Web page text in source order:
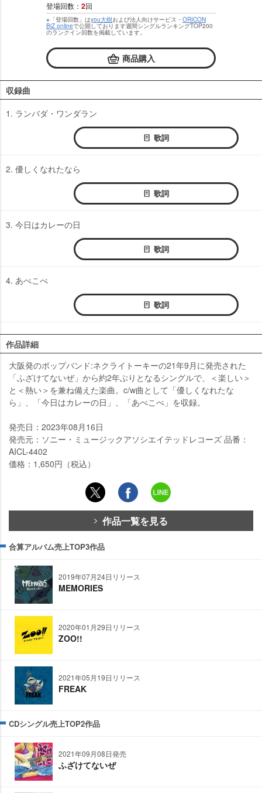
登場回数： 2回
※「登場回数」はyou大樹および法人向けサービス・ ORICON
BiZ onlineで公開しております週間シングルランキングTOP200
のランクイン回数を掲載しています。
商品購入
収録曲
1. ランバダ・ワンダラン
歌詞
2. 優しくなれたなら
歌詞
3. 今日はカレーの日
歌詞
4. あべこべ
歌詞
作品詳細
大阪発のポップバンド:ネクライトーキーの21年9月に発売された
「ふざけてないぜ」から約2年ぶりとなるシングルで、＜楽しい＞
と＜熱い＞を兼ね備えた楽曲。c/w曲として「優しくなれたな
ら」、「今日はカレーの日」、「あべこべ」を収録。
発売日：2023年08月16日
発売元：ソニー・ミュージックアソシエイテッドレコーズ 品番：
AICL-4402
価格：1,650円（税込）
作品一覧を見る
合算アルバム売上TOP3作品
2019年07月24日リリース
MEMORIES
2020年01月29日リリース
ZOO!!
2021年05月19日リリース
FREAK
CDシングル売上TOP2作品
2021年09月08日発売
ふざけてないぜ